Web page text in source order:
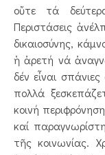
οὔτε τά
Περιστάσεις
δικαιοσύνης,
ἡ ἀρετή νά
δέν εἶναι
πολλά
κοινή
καί
τῆς κοινωνίας.